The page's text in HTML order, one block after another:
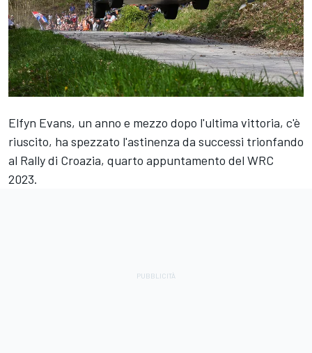
Elfyn Evans, un anno e mezzo dopo l'ultima vittoria, c'è
riuscito, ha spezzato l'astinenza da successi trionfando
al Rally di Croazia, quarto appuntamento del WRC
2023.